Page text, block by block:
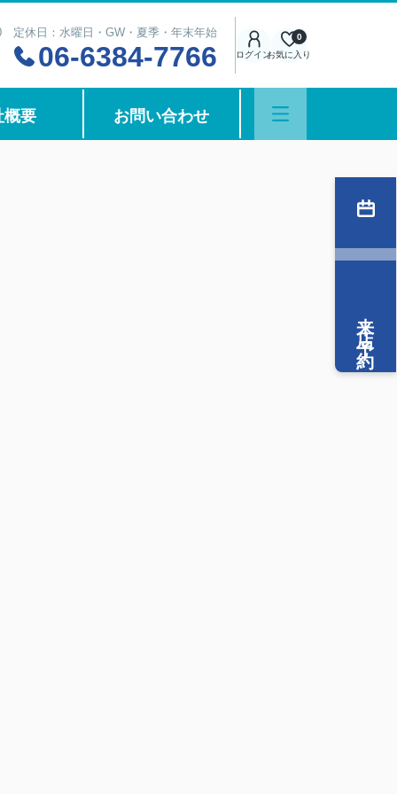
定休日：水曜日・GW・夏季・年末年始
06-6384-7766 ログインお気に入り
0
概要 お問い合わせ
来店予約